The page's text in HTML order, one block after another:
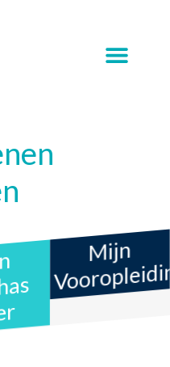
Mijn